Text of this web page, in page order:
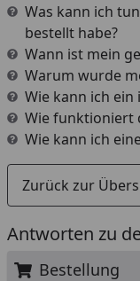
Antworten zu
Bestellung
Was kann ich
bestellt habe?
Wann ist mein
Warum wurde
Wie kann ich
Wie funktioniert
Wie kann ich
Zurück zur